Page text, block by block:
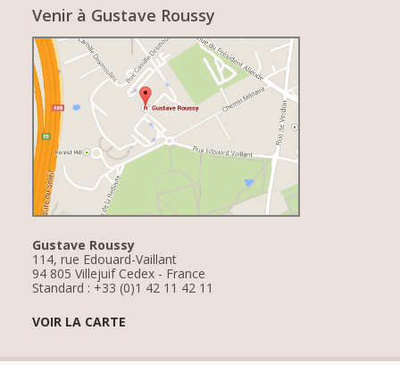
Venir à Gustave Roussy
Gustave Roussy
114, rue Edouard-Vaillant
94 805 Villejuif Cedex - France
Standard : +33 (0)1 42 11 42 11
VOIR LA CARTE